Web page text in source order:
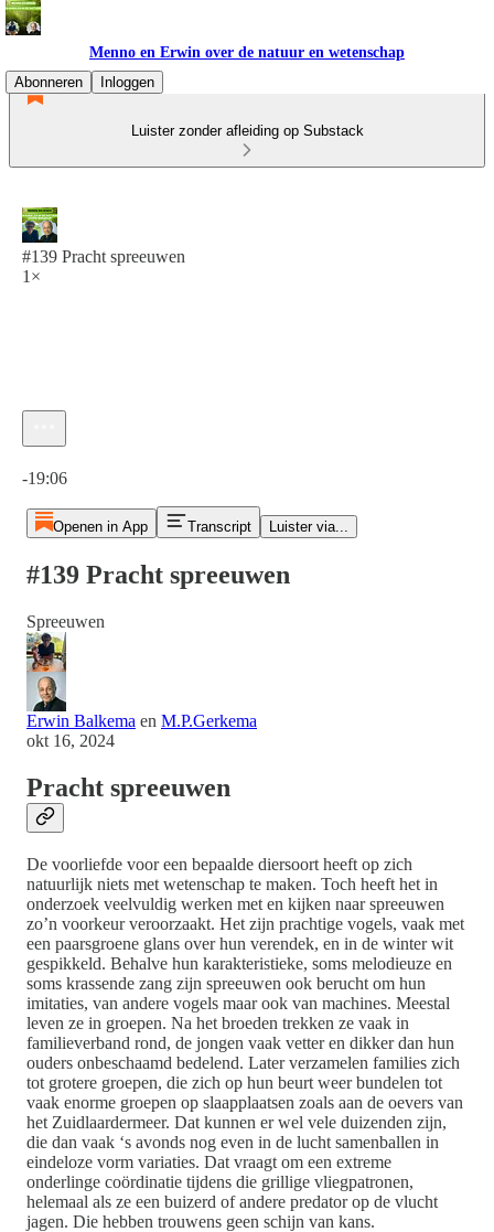
Menno en Erwin over de natuur en wetenschap
Abonneren
Inloggen
Luister zonder afleiding op Substack
#139 Pracht spreeuwen
1×
-19:06
Openen in App Transcript Luister via...
#139 Pracht spreeuwen
Spreeuwen
Erwin Balkema en M.P.Gerkema
okt 16, 2024
Pracht spreeuwen
De voorliefde voor een bepaalde diersoort heeft op zich
natuurlijk niets met wetenschap te maken. Toch heeft het in
onderzoek veelvuldig werken met en kijken naar spreeuwen
zo’n voorkeur veroorzaakt. Het zijn prachtige vogels, vaak met
een paarsgroene glans over hun verendek, en in de winter wit
gespikkeld. Behalve hun karakteristieke, soms melodieuze en
soms krassende zang zijn spreeuwen ook berucht om hun
imitaties, van andere vogels maar ook van machines. Meestal
leven ze in groepen. Na het broeden trekken ze vaak in
familieverband rond, de jongen vaak vetter en dikker dan hun
ouders onbeschaamd bedelend. Later verzamelen families zich
tot grotere groepen, die zich op hun beurt weer bundelen tot
vaak enorme groepen op slaapplaatsen zoals aan de oevers van
het Zuidlaardermeer. Dat kunnen er wel vele duizenden zijn,
die dan vaak ‘s avonds nog even in de lucht samenballen in
eindeloze vorm variaties. Dat vraagt om een extreme
onderlinge coördinatie tijdens die grillige vliegpatronen,
helemaal als ze een buizerd of andere predator op de vlucht
jagen. Die hebben trouwens geen schijn van kans.